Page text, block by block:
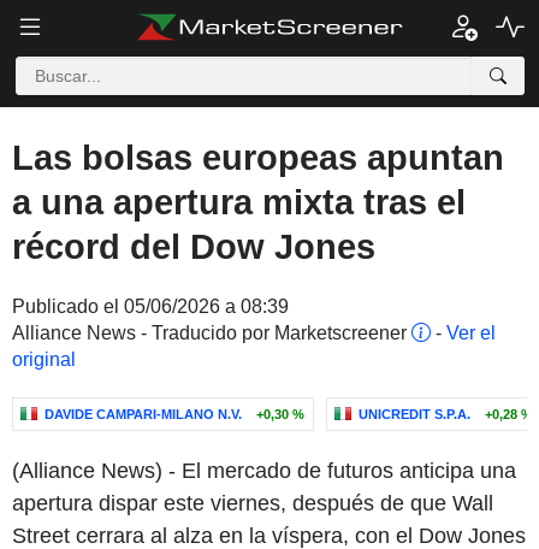
Las bolsas europeas apuntan
a una apertura mixta tras el
récord del Dow Jones
Publicado el 05/06/2026 a 08:39
Alliance News - Traducido por Marketscreener
- Ver el
original
DAVIDE CAMPARI-MILANO N.V. +0,30 % UNICREDIT S.P.A. +0,28 %
(Alliance News) - El mercado de futuros anticipa una
apertura dispar este viernes, después de que Wall
Street cerrara al alza en la víspera, con el Dow Jones